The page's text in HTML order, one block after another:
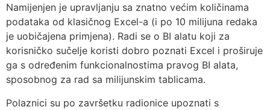
Namijenjen je upravljanju sa znatno većim količinama
podataka od klasičnog Excel-a (i po 10 milijuna redaka
je uobičajena primjena). Radi se o BI alatu koji za
korisničko sučelje koristi dobro poznati Excel i proširuje
ga s određenim funkcionalnostima pravog BI alata,
sposobnog za rad sa milijunskim tablicama.
Polaznici su po završetku radionice upoznati s